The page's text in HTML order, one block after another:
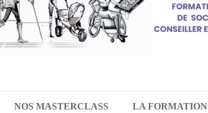
NOS MASTERCLASS LA FORMATION